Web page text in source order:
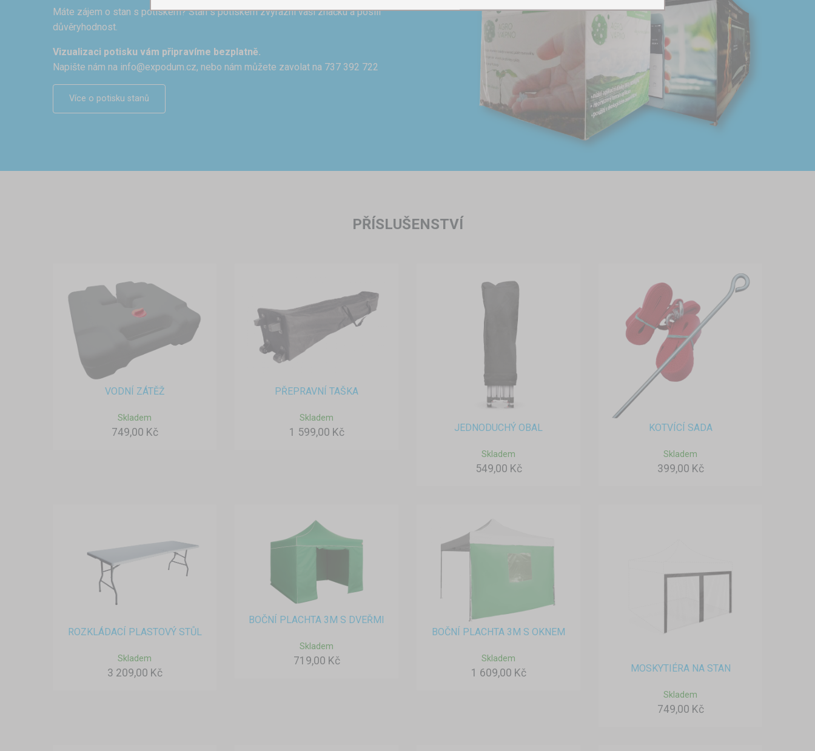
Máte zájem o stan s potiskem? Stan s potiskem zvýrazní vaši značku a posílí
důvěryhodnost.
Vizualizaci potisku vám připravíme bezplatně.
Napište nám na info@expodum.cz, nebo nám můžete zavolat na 737 392 722
Více o potisku stanů
PŘÍSLUŠENSTVÍ
VODNÍ ZÁTĚŽ
Skladem
749,00 Kč
PŘEPRAVNÍ TAŠKA
Skladem
1 599,00 Kč JEDNODUCHÝ OBAL
Skladem
549,00 Kč
KOTVÍCÍ SADA
Skladem
399,00 Kč
ROZKLÁDACÍ PLASTOVÝ STŮL
Skladem
3 209,00 Kč
BOČNÍ PLACHTA 3M S DVEŘMI
Skladem
719,00 Kč
BOČNÍ PLACHTA 3M S OKNEM
Skladem
1 609,00 Kč MOSKYTIÉRA NA STAN
Skladem
749,00 Kč